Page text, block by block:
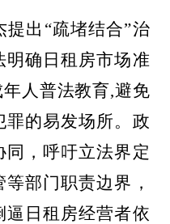
出“疏堵结合”治
确日租房市场准
人普法教育,避免
罪的易发场所。政
，呼吁立法界定
部门职责边界，
日租房经营者依